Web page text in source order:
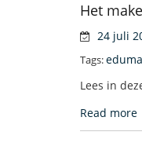
Het
24 juli
Tags:
Lees in
Read more